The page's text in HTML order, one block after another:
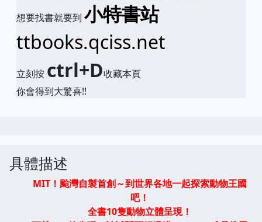
想要找書就要到 小特書站
ttbooks.qciss.net
立刻按 ctrl+D收藏本頁
你會得到大驚喜!!
具體描述
MIT ！颱灣自製首創～到世界各地一起探索動物王國
吧！
全書10隻動物立體呈現！